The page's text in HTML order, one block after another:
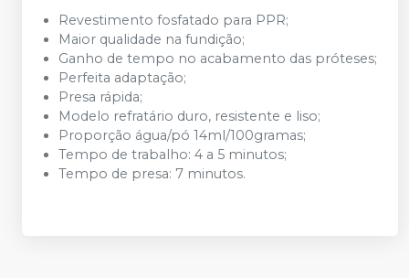
Revestimento fosfatado para PPR;
Maior qualidade na fundição;
Ganho de tempo no acabamento das próteses;
Perfeita adaptação;
Presa rápida;
Modelo refratário duro, resistente e liso;
Proporção água/pó 14ml/100gramas;
Tempo de trabalho: 4 a 5 minutos;
Tempo de presa: 7 minutos.